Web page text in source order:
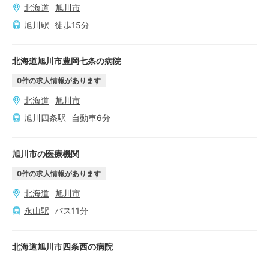
北海道
旭川市
旭川駅 徒歩15分
北海道旭川市豊岡七条の病院
0件の求人情報があります
北海道
旭川市
旭川四条駅 自動車6分
旭川市の医療機関
0件の求人情報があります
北海道
旭川市
永山駅 バス11分
北海道旭川市四条西の病院